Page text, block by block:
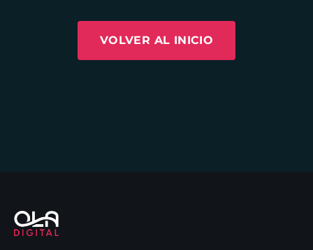
VOLVER AL INICIO